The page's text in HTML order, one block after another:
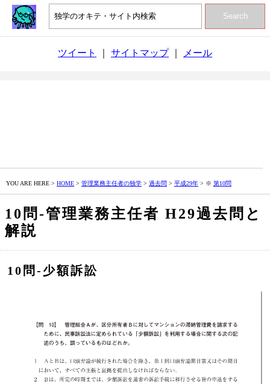
Search
ツイート サイトマップ｜ メール
YOU ARE HERE > HOME > 管理業務主任者の独学 > 過去問 > 平成29年 > ※ 第10問
10問‐管理業務主任者 H29過去問と
解説
10問‐少額訴訟